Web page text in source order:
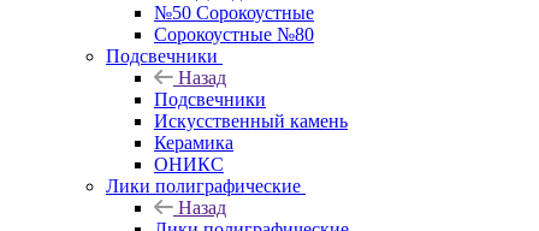
№50 Сорокоустные
Сорокоустные №80
Подсвечники
Назад
Подсвечники
Искусственный камень
Керамика
ОНИКС
Лики полиграфические
Назад